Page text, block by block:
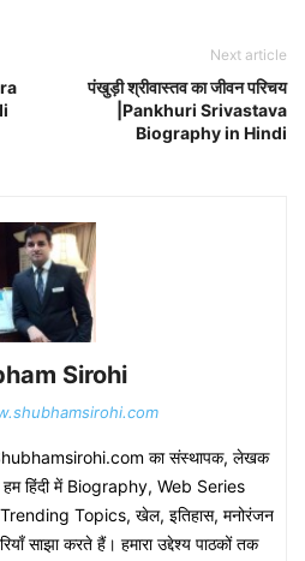
Next article
पंखुड़ी श्रीवास्तव का जीवन परिचय
|Pankhuri Srivastava
Biography in Hindi
Sirohi
का संस्थापक, लेखक
हिंदी में Biography, Web Series
Topics, खेल, इतिहास, मनोरंजन
साझा करते हैं। हमारा उद्देश्य पाठकों तक